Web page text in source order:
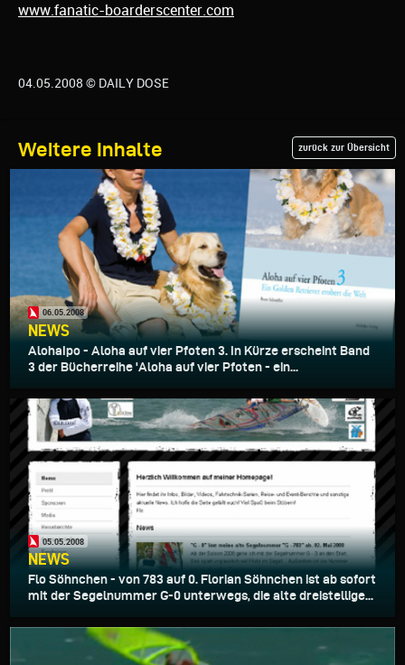
www.fanatic-boarderscenter.com
04.05.2008 © DAILY DOSE
Weitere Inhalte zurück zur Übersicht
06.05.2008
NEWS
AlohaIpo - Aloha auf vier Pfoten 3. In Kürze erscheint Band
3 der Bücherreihe 'Aloha auf vier Pfoten - ein...
05.05.2008
NEWS
Flo Söhnchen - von 783 auf 0. Florian Söhnchen ist ab sofort
mit der Segelnummer G-0 unterwegs, die alte dreistellige...